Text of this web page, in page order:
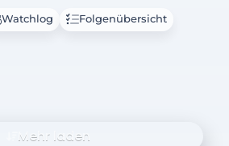
Watchlog Folgenübersicht
Mehr laden